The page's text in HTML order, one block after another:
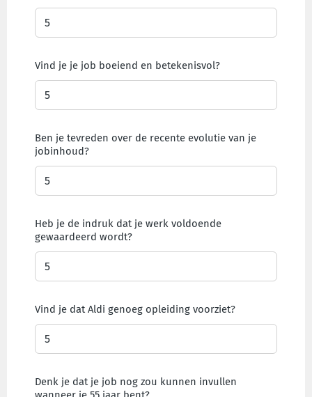
Vind je je job boeiend en betekenisvol?
Ben je tevreden over de recente evolutie van je
jobinhoud?
Heb je de indruk dat je werk voldoende
gewaardeerd wordt?
Vind je dat Aldi genoeg opleiding voorziet?
Denk je dat je job nog zou kunnen invullen